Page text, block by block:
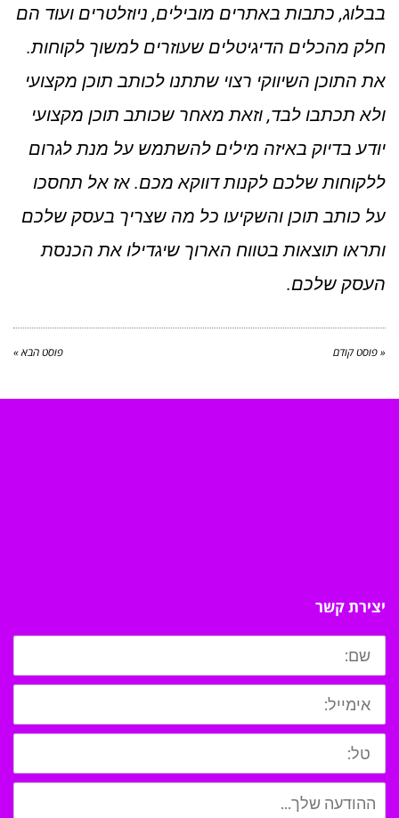
בבלוג, כתבות באתרים מובילים, ניוזלטרים ועוד הם
חלק מהכלים הדיגיטלים שעוזרים למשוך לקוחות.
את התוכן השיווקי רצוי שתתנו לכותב תוכן מקצועי
ולא תכתבו לבד, וזאת מאחר שכותב תוכן מקצועי
יודע בדיוק באיזה מילים להשתמש על מנת לגרום
ללקוחות שלכם לקנות דווקא מכם. אז אל תחסכו
על כותב תוכן והשקיעו כל מה שצריך בעסק שלכם
ותראו תוצאות בטווח הארוך שיגדילו את הכנסת
העסק שלכם.
« פוסט קודם פוסט הבא »
יצירת קשר